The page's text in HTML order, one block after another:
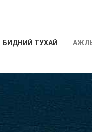
БИДНИЙ ТУХАЙ